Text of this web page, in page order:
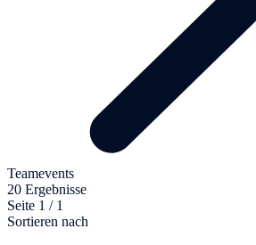
Teamevents
20 Ergebnisse
Seite 1 / 1
Sortieren nach